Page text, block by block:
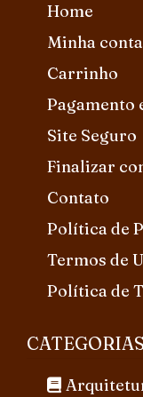
Home
Minha conta
Carrinho
Pagamento
Site Seguro
Finalizar
Contato
Política de
Termos de
Política de
CATEGORIAS